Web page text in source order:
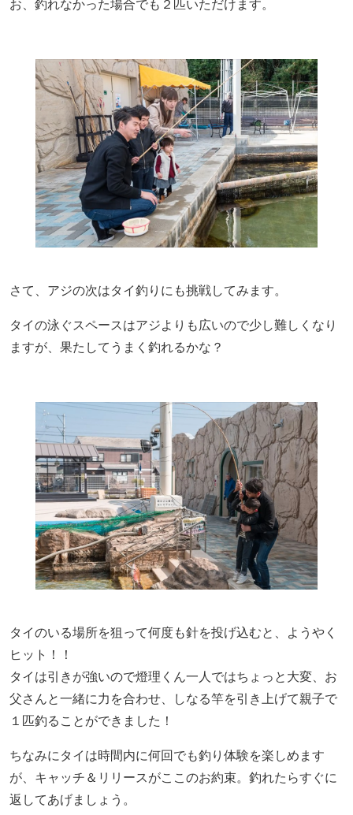
お、釣れなかった場合でも２匹いただけます。
さて、アジの次はタイ釣りにも挑戦してみます。
タイの泳ぐスペースはアジよりも広いので少し難しくなり
ますが、果たしてうまく釣れるかな？
タイのいる場所を狙って何度も針を投げ込むと、ようやく
ヒット！！
タイは引きが強いので燈理くん一人ではちょっと大変、お
父さんと一緒に力を合わせ、しなる竿を引き上げて親子で
１匹釣ることができました！
ちなみにタイは時間内に何回でも釣り体験を楽しめます
が、キャッチ＆リリースがここのお約束。釣れたらすぐに
返してあげましょう。